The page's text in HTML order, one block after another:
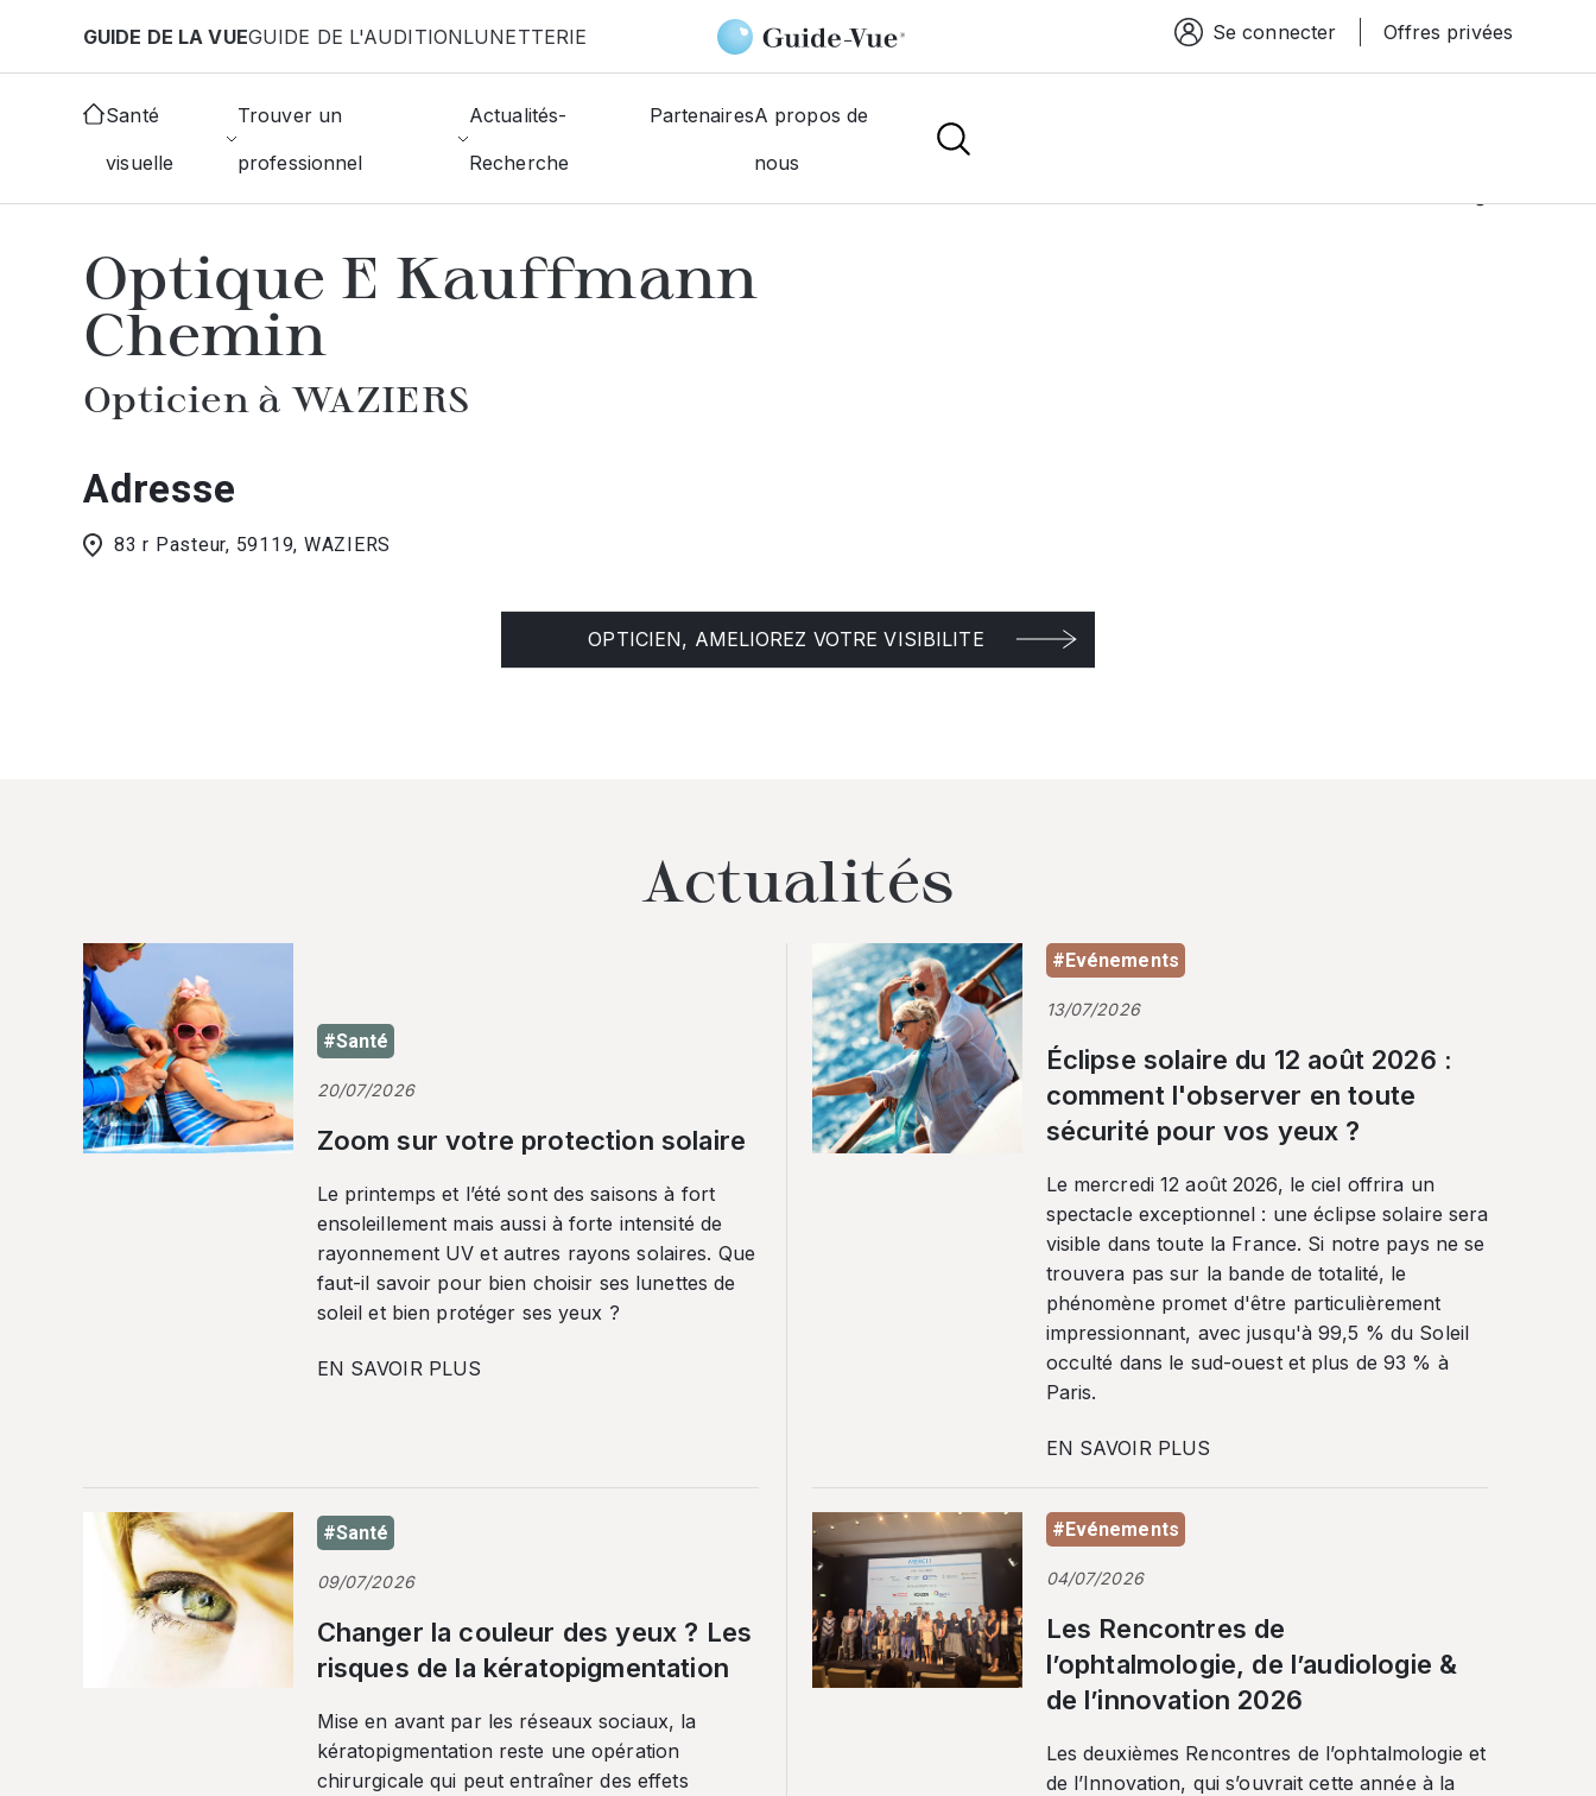
GUIDE DE LA VUEGUIDE DE L'AUDITIONLUNETTERIE Espace connexion
Se connecter Offres privées
Santé
visuelle
Trouver un
professionnel
Actualités-
Recherche
PartenairesA propos de
nous
Accueil Choisir mon opticien Waziers Optique E Kauffmann Chemin
Optique E Kauffmann
Chemin
Opticien à WAZIERS
Adresse
83 r Pasteur, 59119, WAZIERS
OPTICIEN, AMELIOREZ VOTRE VISIBILITE
Actualités
#Santé
20/07/2026
Zoom sur votre protection solaire
Le printemps et l’été sont des saisons à fort
ensoleillement mais aussi à forte intensité de
rayonnement UV et autres rayons solaires. Que
faut-il savoir pour bien choisir ses lunettes de
soleil et bien protéger ses yeux ?
EN SAVOIR PLUS
#Evénements
13/07/2026
Éclipse solaire du 12 août 2026 :
comment l'observer en toute
sécurité pour vos yeux ?
Le mercredi 12 août 2026, le ciel offrira un
spectacle exceptionnel : une éclipse solaire sera
visible dans toute la France. Si notre pays ne se
trouvera pas sur la bande de totalité, le
phénomène promet d'être particulièrement
impressionnant, avec jusqu'à 99,5 % du Soleil
occulté dans le sud-ouest et plus de 93 % à
Paris.
EN SAVOIR PLUS
#Santé
09/07/2026
Changer la couleur des yeux ? Les
risques de la kératopigmentation
Mise en avant par les réseaux sociaux, la
kératopigmentation reste une opération
chirurgicale qui peut entraîner des effets
#Evénements
04/07/2026
Les Rencontres de
l’ophtalmologie, de l’audiologie &
de l’innovation 2026
Les deuxièmes Rencontres de l’ophtalmologie et
de l’Innovation, qui s’ouvrait cette année à la